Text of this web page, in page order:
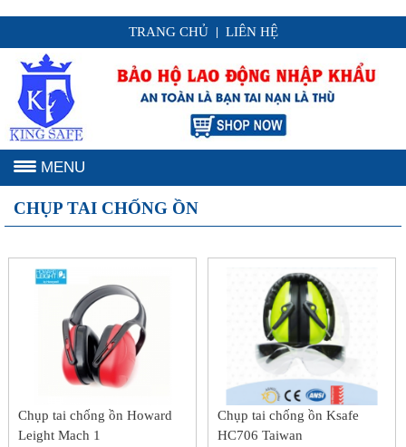
TRANG CHỦ LIÊN HỆ
MENU
CHỤP TAI CHỐNG ỒN
Chụp tai chống ồn Howard
Leight Mach 1
Chụp tai chống ồn Ksafe
HC706 Taiwan